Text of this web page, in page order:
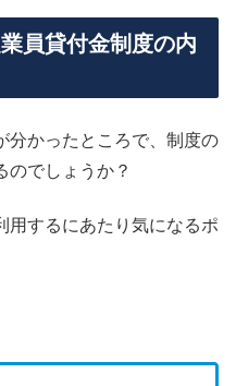
員貸付金制度の内
分かったところで、制度の
のでしょうか？
用するにあたり気になるポ